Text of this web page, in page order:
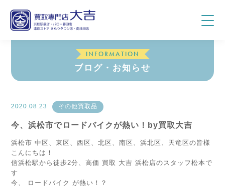
INFORMATION
ブログ・お知らせ
2020.08.23 その他買取品
今、浜松市でロードバイクが熱い！by買取大吉
浜松市 中区、東区、西区、北区、南区、浜北区、天竜区の皆様
こんにちは！
信浜松駅から徒歩2分、高価 買取 大吉 浜松店のスタッフ松本で
す
今、 ロードバイク が熱い！？